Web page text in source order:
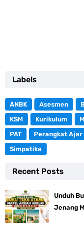
Labels
ANBK Asesmen
KSM
Kurikulum
PAT
Perangkat Ajar
Simpatika
Recent Posts
Unduh
Jenang